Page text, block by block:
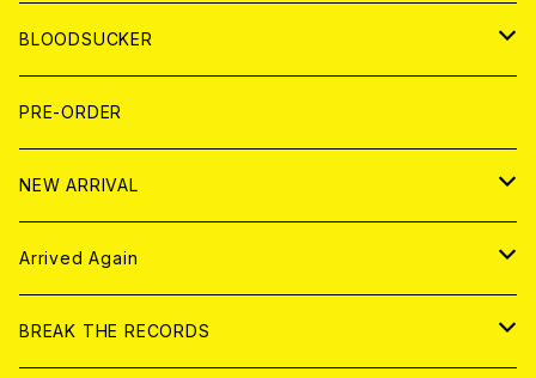
LP
7EP
LP
T-shirt
HOOD
WORLD
T-shirt
HOOD
MAGAZINE
BOLLOCKS
EL ZINE
写真集 (PHOTOBOOK)
BLOODSUCKER
CD
アナログ
アパレル
書籍
PRE-ORDER
NEW ARRIVAL
CD
アナログ
Arrived Again
CD
BREAK THE RECORDS